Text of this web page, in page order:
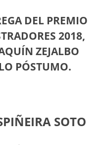
DEL PREMIO
2018,
ZEJALBO
PÓSTUMO.
SOTO